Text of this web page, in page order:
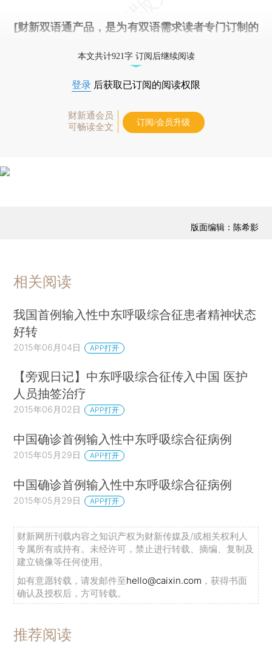
[财新双语通产品，是为有双语需求读者专门订制的
本文共计921字 订阅后继续阅读
登录 后获取已订阅的阅读权限
财新通会员
可畅读全文
订阅/会员升级
版面编辑：陈希影
相关阅读
我国首例输入性中东呼吸综合征患者精神状态
好转
2015年06月04日 APP打开
【旁观日记】中东呼吸综合征传入中国 医护
人员抽签治疗
2015年06月02日 APP打开
中国确诊首例输入性中东呼吸综合征病例
2015年05月29日 APP打开
中国确诊首例输入性中东呼吸综合征病例
2015年05月29日 APP打开
财新网所刊载内容之知识产权为财新传媒及/或相关权利人
专属所有或持有。未经许可，禁止进行转载、摘编、复制及
建立镜像等任何使用。
如有意愿转载，请发邮件至hello@caixin.com ，获得书面
确认及授权后，方可转载。
推荐阅读